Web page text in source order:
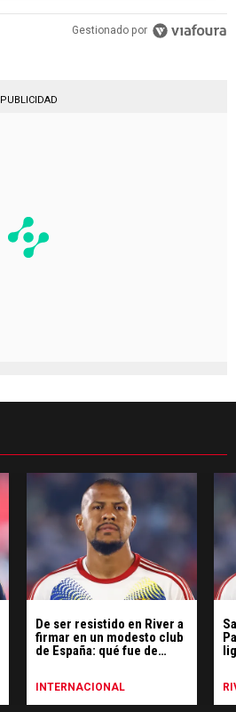
Gestionado por
PUBLICIDAD
De ser resistido en River a
firmar en un modesto club
de España: qué fue de
INTERNACIONAL